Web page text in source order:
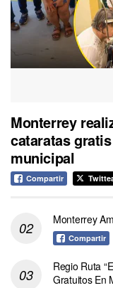
Monterrey
cataratas
municipal
Compartir
Monterrey
Compartir
Regio Ruta
Gratuitos En